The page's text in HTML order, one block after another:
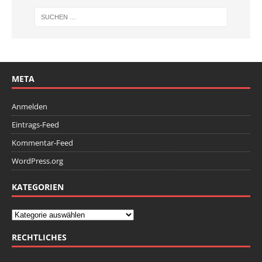
META
Anmelden
Eintrags-Feed
Kommentar-Feed
WordPress.org
KATEGORIEN
RECHTLICHES